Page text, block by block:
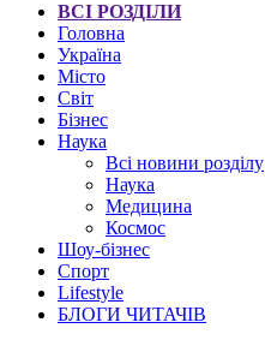
ВСІ РОЗДІЛИ
Головна
Україна
Місто
Світ
Бізнес
Наука
Всі новини розділу
Наука
Медицина
Космос
Шоу-бізнес
Спорт
Lifestyle
БЛОГИ ЧИТАЧІВ